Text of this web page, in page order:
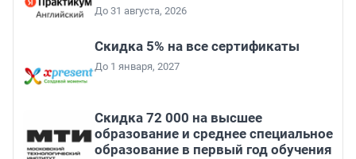
До 31 августа, 2026
Скидка 5% на все сертификаты
До 1 января, 2027
Скидка 72 000 на высшее
образование и среднее специальное
образование в первый год обучения